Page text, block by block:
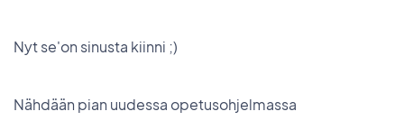
Nyt se'on sinusta kiinni ;)
Nähdään pian uudessa opetusohjelmassa